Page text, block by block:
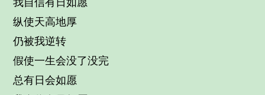
我自信有日如愿
纵使天高地厚
仍被我逆转
假使一生会没了没完
总有日会如愿